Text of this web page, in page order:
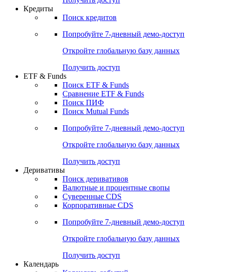
Откройте глобальную базу данных
Получить доступ
Кредиты
Поиск кредитов
Попробуйте7-дневный
Откройте глобальную базу данных
Получить доступ
ETF & Funds
Поиск ETF & Funds
Сравнение ETF & Funds
Поиск ПИФ
Поиск Mutual Funds
Попробуйте7-дневный
Откройте глобальную базу данных
Получить доступ
Деривативы
Поиск деривативов
Валютные и процентные свопы
Суверенные CDS
Корпоративные CDS
Попробуйте7-дневный
Откройте глобальную базу данных